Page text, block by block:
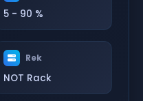
5 - 90 %
Rek
NOT Rack